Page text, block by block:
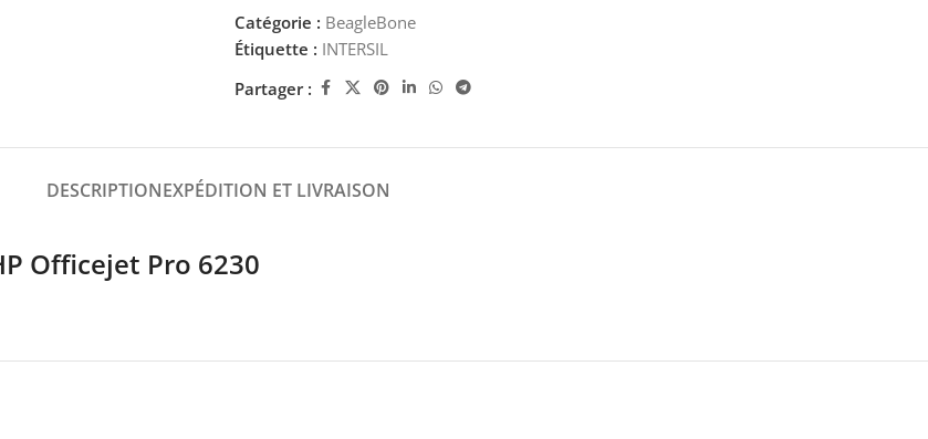
Catégorie : BeagleBone
Étiquette : INTERSIL
Partager :
DESCRIPTIONEXPÉDITION ET LIVRAISON
Officejet Pro 6230